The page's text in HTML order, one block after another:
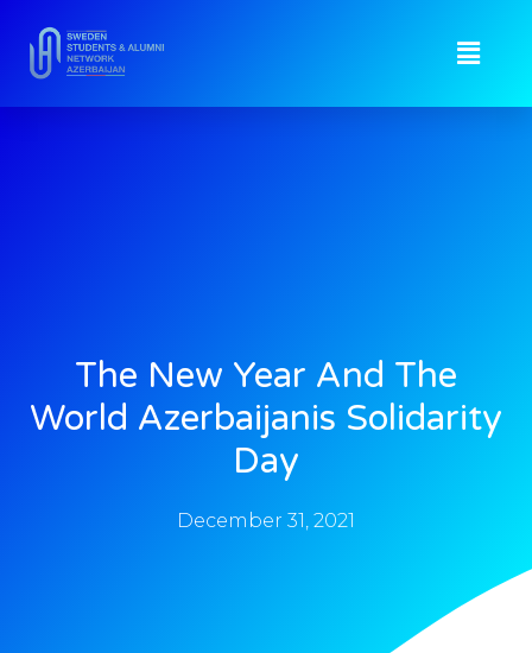
The New Year And The
World Azerbaijanis Solidarity
Day
December 31, 2021